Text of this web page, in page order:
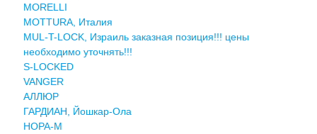
MORELLI
MOTTURA, Италия
MUL-T-LOCK, Израиль заказная позиция!!! цены
необходимо уточнять!!!
S-LOCKED
VANGER
АЛЛЮР
ГАРДИАН, Йошкар-Ола
НОРА-М